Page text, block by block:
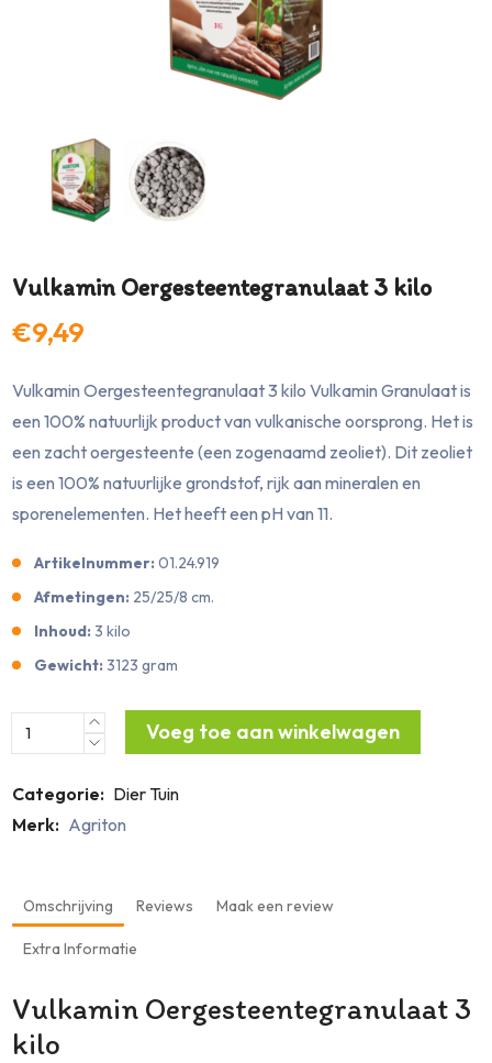
Vulkamin Oergesteentegranulaat 3 kilo
€9,49
Vulkamin Oergesteentegranulaat 3 kilo Vulkamin Granulaat is
een 100% natuurlijk product van vulkanische oorsprong. Het is
een zacht oergesteente (een zogenaamd zeoliet). Dit zeoliet
is een 100% natuurlijke grondstof, rijk aan mineralen en
sporenelementen. Het heeft een pH van 11.
Artikelnummer: 01.24.919
Afmetingen: 25/25/8 cm.
Inhoud: 3 kilo
Gewicht: 3123 gram
Voeg toe aan winkelwagen
Categorie: Dier Tuin
Merk: Agriton
Omschrijving Reviews Maak een review
Extra Informatie
Vulkamin Oergesteentegranulaat 3
kilo